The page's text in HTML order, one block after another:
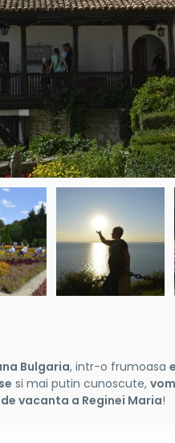
Bulgaria, intr-o frumoasa
si mai putin cunoscute,
vacanta a Reginei Maria!